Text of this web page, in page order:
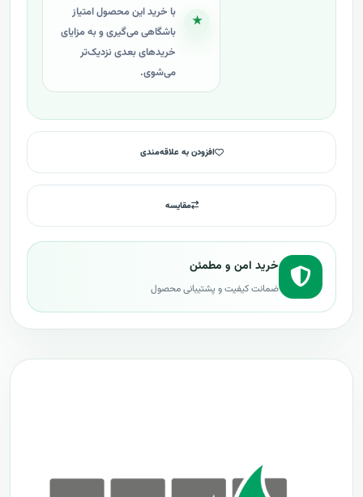
★
با خرید این محصول امتیاز
باشگاهی می‌گیری و به مزایای
خریدهای بعدی نزدیک‌تر
می‌شوی.
افزودن به علاقه‌مندی
مقایسه
خرید امن و مطمئن
ضمانت کیفیت و پشتیبانی محصول